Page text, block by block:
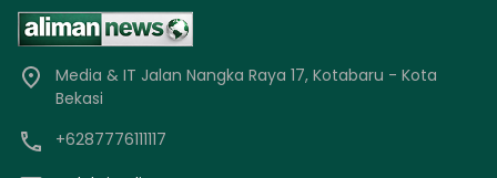
Media & IT Jalan Nangka Raya 17, Kotabaru - Kota
Bekasi
+6287776111117